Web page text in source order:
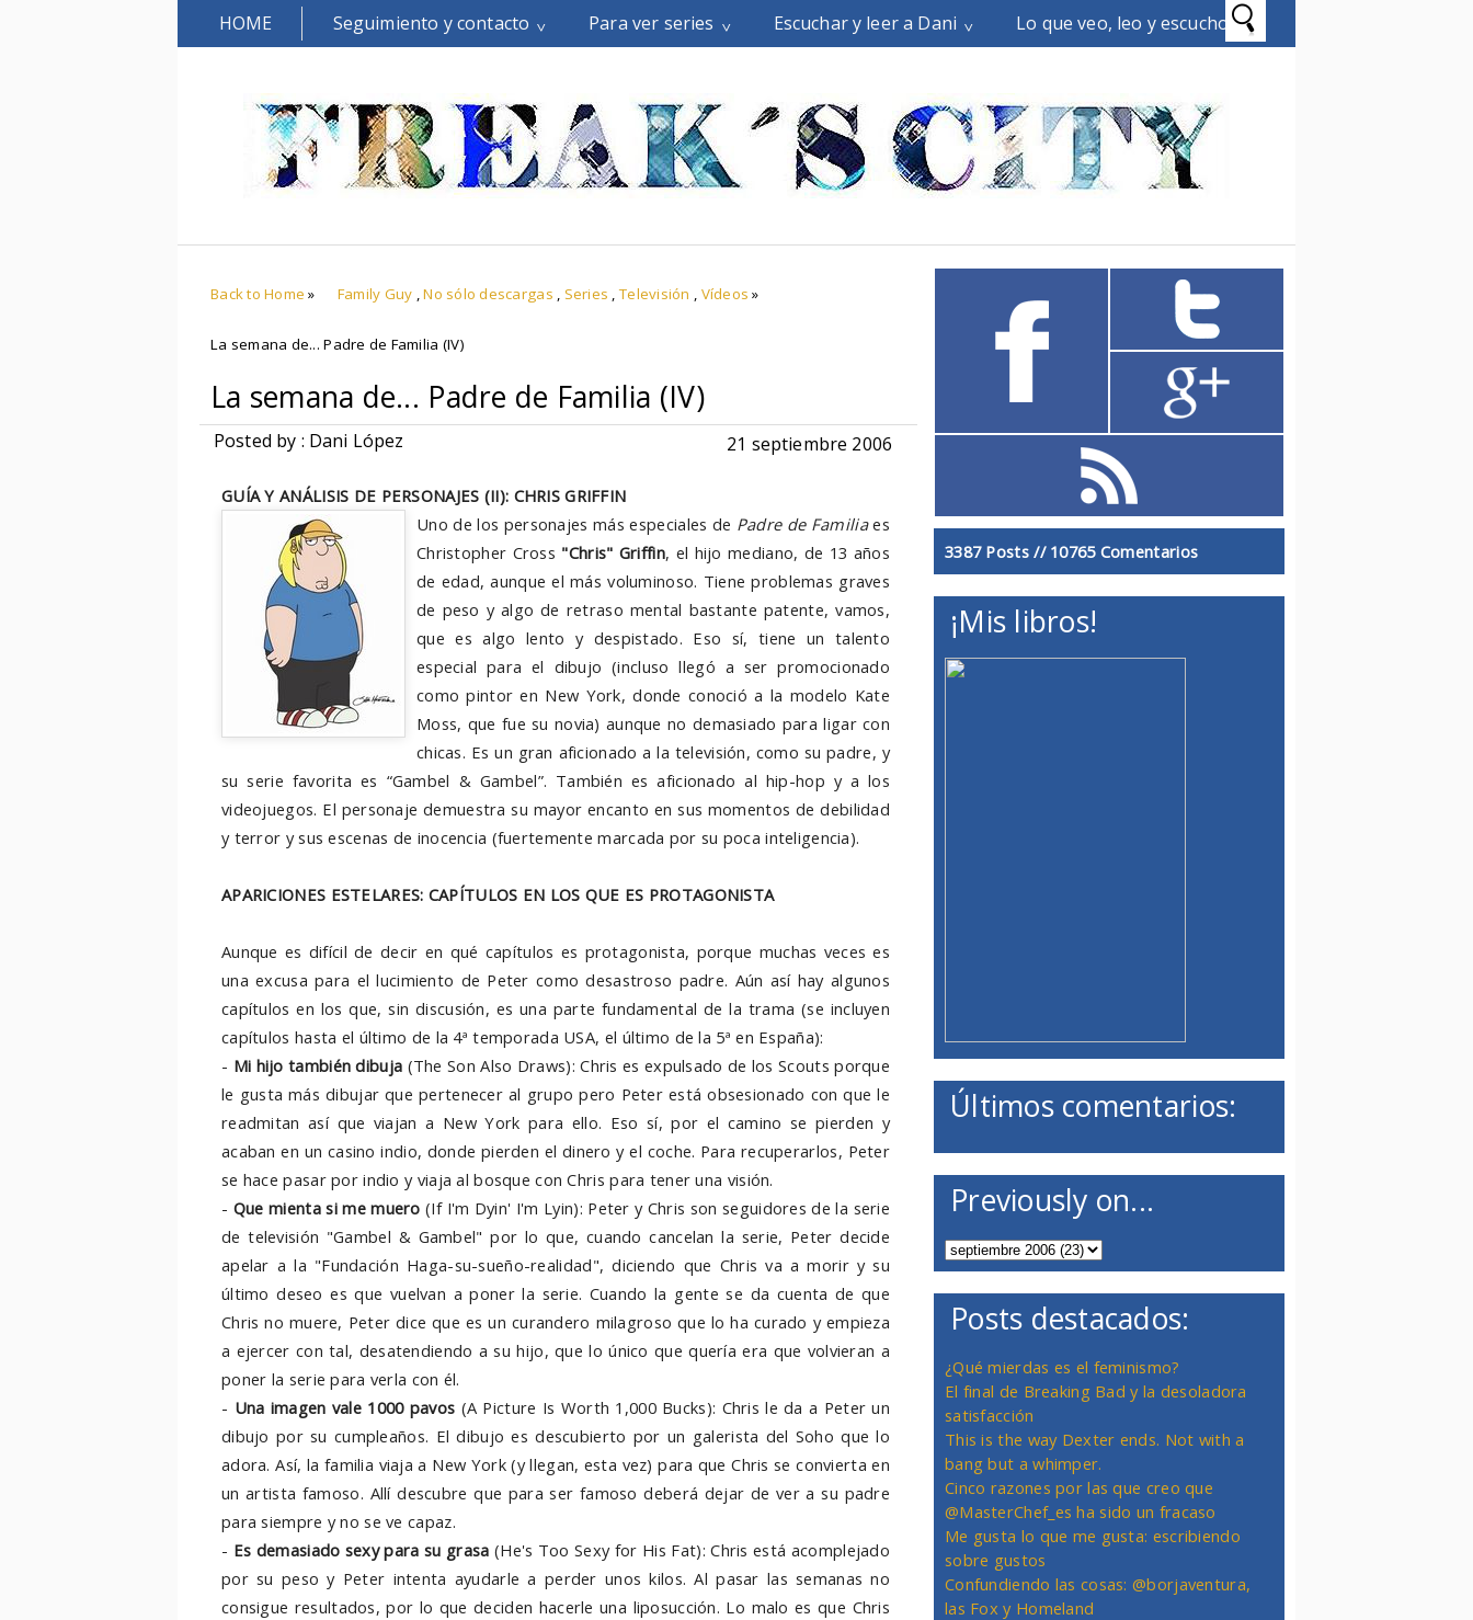
HOME Seguimiento y contacto Para ver series Escuchar y leer a Dani Lo que veo, leo y escucho
Back to Home » Family Guy ,No sólo descargas , Series ,Televisión , Vídeos »
La semana de... Padre de Familia (IV)
La semana de... Padre de Familia (IV)
Posted by : Dani López 21 septiembre 2006
GUÍA Y ANÁLISIS DE PERSONAJES (II): CHRIS GRIFFIN
Uno de los personajes más especiales de Padre de Familiaes
Christopher Cross "Chris" Griffin, el hijo mediano, de 13 años
de edad, aunque el más voluminoso. Tiene problemas graves
de peso y algo de retraso mental bastante patente, vamos,
que es algo lento y despistado. Eso sí, tiene un talento
especial para el dibujo (incluso llegó a ser promocionado
como pintor en New York, donde conoció a la modelo Kate
Moss, que fue su novia) aunque no demasiado para ligar con
chicas. Es un gran aficionado a la televisión, como su padre, y
su serie favorita es “Gambel & Gambel”. También es aficionado al hip-hop y a los
videojuegos. El personaje demuestra su mayor encanto en sus momentos de debilidad
y terror y sus escenas de inocencia (fuertemente marcada por su poca inteligencia).
APARICIONES ESTELARES: CAPÍTULOS EN LOS QUE ES PROTAGONISTA
Aunque es difícil de decir en qué capítulos es protagonista, porque muchas veces es
una excusa para el lucimiento de Peter como desastroso padre. Aún así hay algunos
capítulos en los que, sin discusión, es una parte fundamental de la trama (se incluyen
capítulos hasta el último de la 4ª temporada USA, el último de la 5ª en España):
- Mi hijo también dibuja (The Son Also Draws): Chris es expulsado de los Scouts porque
le gusta más dibujar que pertenecer al grupo pero Peter está obsesionado con que le
readmitan así que viajan a New York para ello. Eso sí, por el camino se pierden y
acaban en un casino indio, donde pierden el dinero y el coche. Para recuperarlos, Peter
se hace pasar por indio y viaja al bosque con Chris para tener una visión.
- Que mienta si me muero (If I'm Dyin' I'm Lyin): Peter y Chris son seguidores de la serie
de televisión "Gambel & Gambel" por lo que, cuando cancelan la serie, Peter decide
apelar a la "Fundación Haga-su-sueño-realidad", diciendo que Chris va a morir y su
último deseo es que vuelvan a poner la serie. Cuando la gente se da cuenta de que
Chris no muere, Peter dice que es un curandero milagroso que lo ha curado y empieza
a ejercer con tal, desatendiendo a su hijo, que lo único que quería era que volvieran a
poner la serie para verla con él.
- Una imagen vale 1000 pavos (A Picture Is Worth 1,000 Bucks): Chris le da a Peter un
dibujo por su cumpleaños. El dibujo es descubierto por un galerista del Soho que lo
adora. Así, la familia viaja a New York (y llegan, esta vez) para que Chris se convierta en
un artista famoso. Allí descubre que para ser famoso deberá dejar de ver a su padre
para siempre y no se ve capaz.
- Es demasiado sexy para su grasa (He's Too Sexy for His Fat): Chris está acomplejado
por su peso y Peter intenta ayudarle a perder unos kilos. Al pasar las semanas no
consigue resultados, por lo que deciden hacerle una liposucción. Lo malo es que Chris
3387 Posts // 10765 Comentarios
¡Mis libros!
Últimos comentarios:
Previously on...
Posts destacados:
¿Qué mierdas es el feminismo?
El final de Breaking Bad y la desoladora
satisfacción
This is the way Dexter ends. Not with a
bang but a whimper.
Cinco razones por las que creo que
@MasterChef_es ha sido un fracaso
Me gusta lo que me gusta: escribiendo
sobre gustos
Confundiendo las cosas: @borjaventura,
las Fox y Homeland